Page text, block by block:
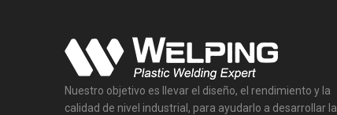
Nuestro objetivo es llevar el diseño, el rendimiento y la
calidad de nivel industrial, para ayudarlo a desarrollar la